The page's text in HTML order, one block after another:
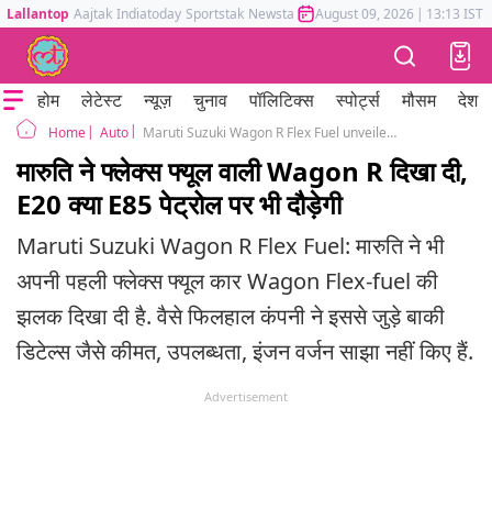
Lallantop Aajtak Indiatoday Sportstak Newstak Mumbai Tak Astrotak
August 09, 2026 | 13:13 IST
होम लेटेस्ट न्यूज़ चुनाव पॉलिटिक्स स्पोर्ट्स मौसम देश
Home Auto Maruti Suzuki Wagon R Flex Fuel unveiled in India
मारुति ने फ्लेक्स फ्यूल वाली Wagon R दिखा दी,
E20 क्या E85 पेट्रोल पर भी दौड़ेगी
Maruti Suzuki Wagon R Flex Fuel: मारुति ने भी
अपनी पहली फ्लेक्स फ्यूल कार Wagon Flex-fuel की
झलक दिखा दी है. वैसे फिलहाल कंपनी ने इससे जुड़े बाकी
डिटेल्स जैसे कीमत, उपलब्धता, इंजन वर्जन साझा नहीं किए हैं.
Advertisement